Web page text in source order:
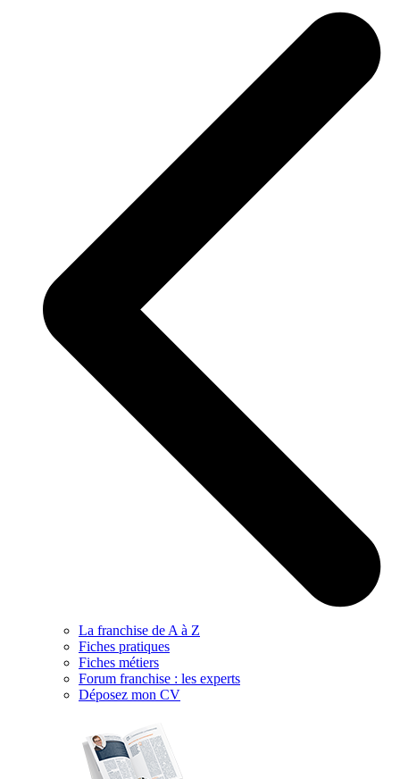
La franchise de A à Z
Fiches pratiques
Fiches métiers
Forum franchise : les experts
Déposez mon CV